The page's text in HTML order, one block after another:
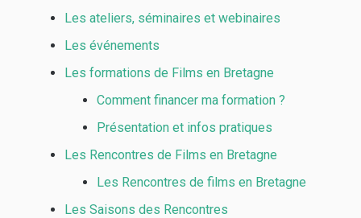
Les ateliers, séminaires et webinaires
Les événements
Les formations de Films en Bretagne
Comment financer ma formation ?
Présentation et infos pratiques
Les Rencontres de Films en Bretagne
Les Rencontres de films en Bretagne
Les Saisons des Rencontres